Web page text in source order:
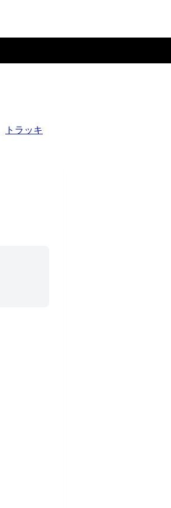
トラッキ